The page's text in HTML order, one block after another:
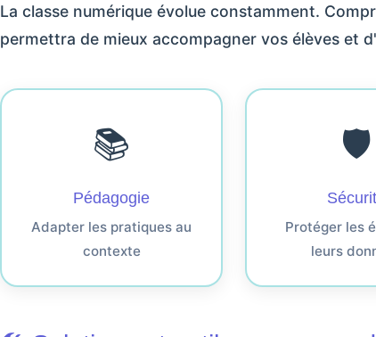
La classe numérique évolue constamment.
permettra de mieux accompagner vos élèves et
📚
Pédagogie
Adapter les pratiques au
contexte
🛡️
Protéger les
leurs